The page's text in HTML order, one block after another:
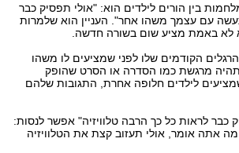
בין הורים לילדים הוא: "אולי תפסיק כבר
עם עצמך משהו אחר". העניין הוא שלמרות
לא באמת מציע שום בשורה חדשה.
הקודמים שלו לפני שמציעים לו משהו
מרגשת כמו הסדרה או הסרט שהופק
שמציעים לילדים חלופה אחרת, התגובות שלהם
לראות כל כך הרבה טלוויזיה" אפשר לנסות:
אתה אומר, אולי תעזוב קצת את הטלוויזיה